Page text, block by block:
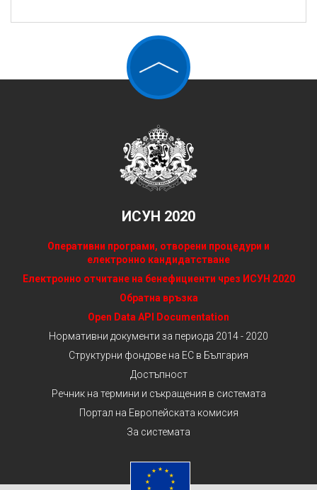
ИСУН 2020
Оперативни програми, отворени процедури и
електронно кандидатстване
Електронно отчитане на бенефициенти чрез ИСУН 2020
Обратна връзка
Open Data API Documentation
Нормативни документи за периода 2014 - 2020
Структурни фондове на ЕС в България
Достъпност
Речник на термини и съкращения в системата
Портал на Европейската комисия
За системата